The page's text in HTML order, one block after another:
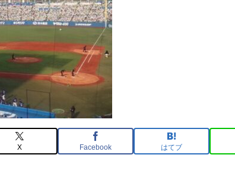
X Facebook はてブ